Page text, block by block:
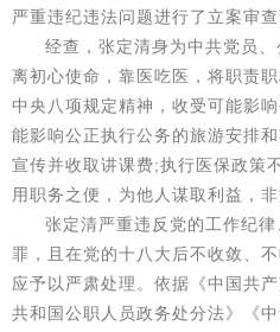
严重违纪违法问题进行了立案审查
经查，张定清身为中共党员
离初心使命，靠医吃医，将职责
中央八项规定精神，收受可能影
能影响公正执行公务的旅游安排
宣传并收取讲课费;执行医保政策
用职务之便，为他人谋取利益，
张定清严重违反党的工作纪
罪，且在党的十八大后不收敛、
应予以严肃处理。依据《中国共
共和国公职人员政务处分法》《